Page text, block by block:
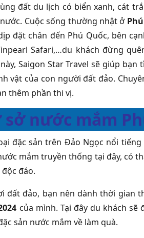
đất du lịch có biển xanh, cát
Cuộc sống thường nhật ở
đặt chân đến Phú Quốc, bên
Safari,…du khách đừng
Saigon Star Travel sẽ giúp
vật của con người đất đảo.
thêm phần thi vị.
nước mắm
đặc sản trên Đảo Ngọc nổi
mắm truyền thống tại đây, có
đáo.
đất đảo, bạn nên dành thời gian
của mình. Tại đây du khách
sản nước mắm về làm quà.